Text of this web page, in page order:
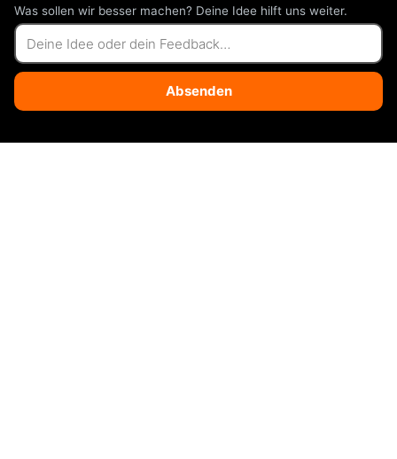
Was sollen wir besser machen? Deine Idee hilft uns weiter.
Absenden